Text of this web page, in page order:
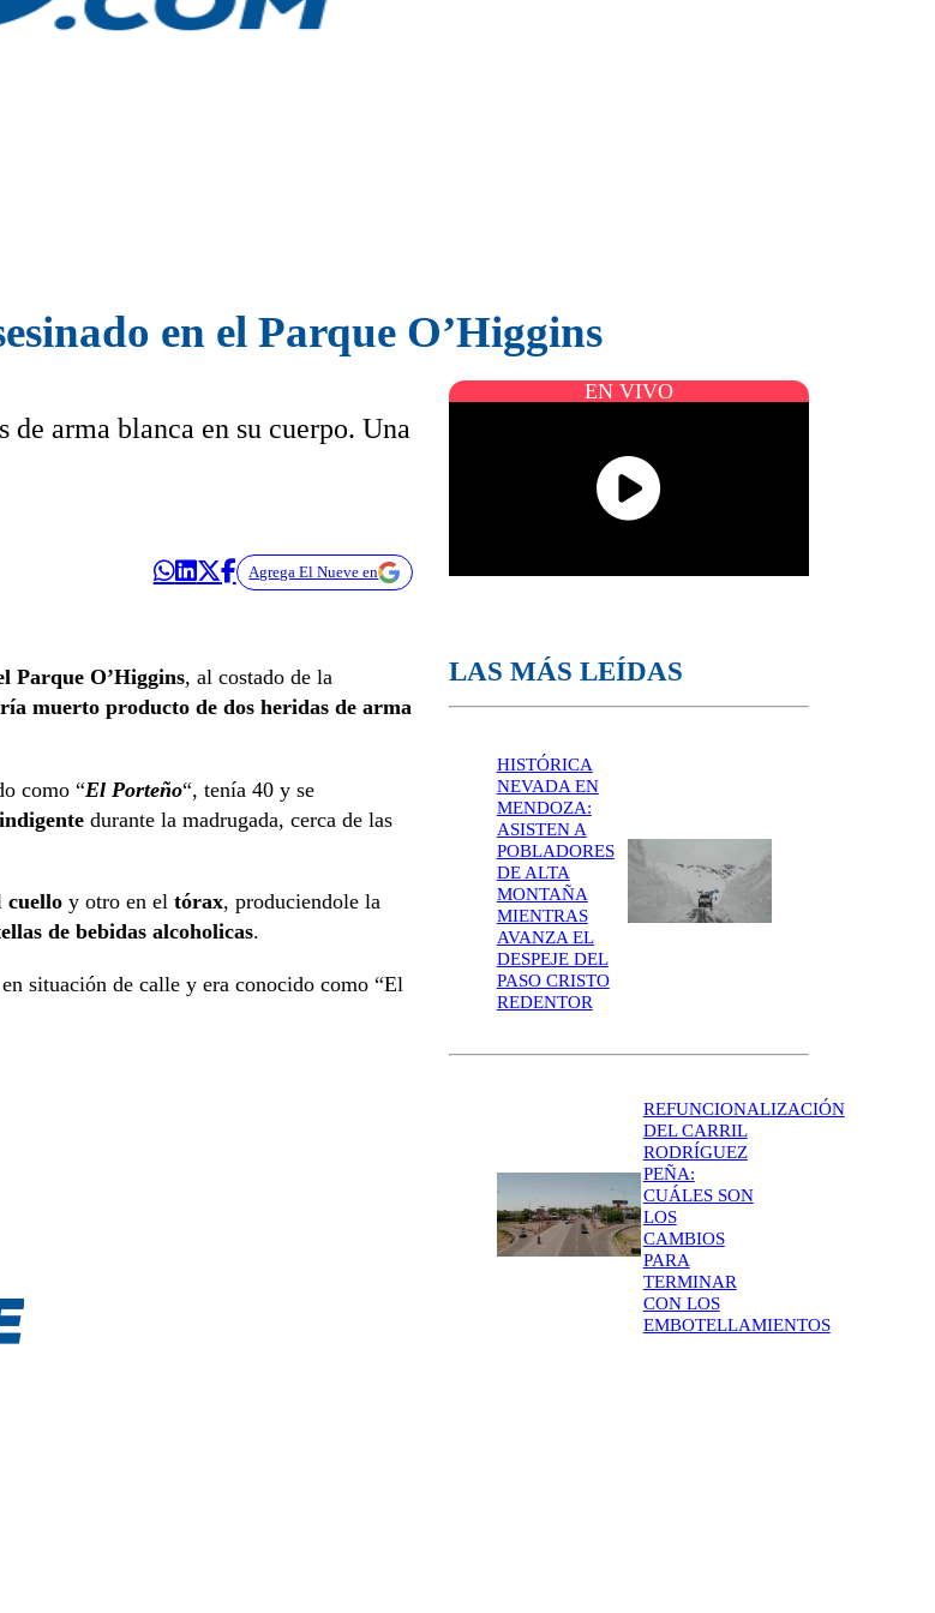
en el Parque O’Higgins
arma blanca en su cuerpo. Una
Agrega El Nueve en
Parque O’Higgins, al costado de la
muerto producto de dos heridas de arma
como “El Porteño“, tenía 40 y se
durante la madrugada, cerca de las
cuello y otro en el tórax, produciendole la
de bebidas alcoholicas.
situación de calle y era conocido como “El
EN VIVO
LAS MÁS LEÍDAS
HISTÓRICA
NEVADA EN
MENDOZA:
ASISTEN A
POBLADORES
DE ALTA
MONTAÑA
MIENTRAS
AVANZA EL
DESPEJE DEL
PASO CRISTO
REDENTOR
REFUNCIONALIZACIÓN
DEL CARRIL
RODRÍGUEZ
PEÑA:
CUÁLES SON
LOS
CAMBIOS
PARA
TERMINAR
CON LOS
EMBOTELLAMIENTOS